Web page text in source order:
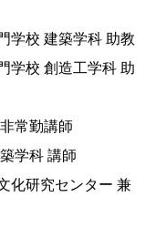
学校 建築学科 助教
学校 創造工学科 助
常勤講師
学科 講師
化研究センター 兼